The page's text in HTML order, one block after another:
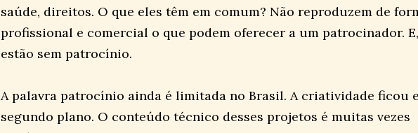
saúde, direitos. O que eles têm em comum? Não reproduzem de
profissional e comercial o que podem oferecer a um patrocinador.
estão sem patrocínio.
A palavra patrocínio ainda é limitada no Brasil. A criatividade ficou
segundo plano. O conteúdo técnico desses projetos é muitas vezes